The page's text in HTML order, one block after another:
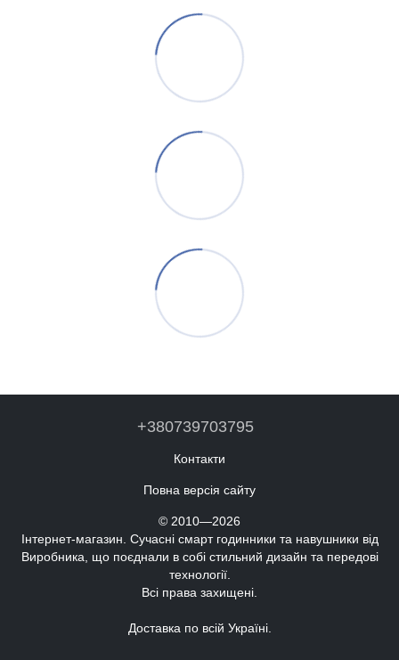
+380739703795
Контакти
Повна версія сайту
© 2010—2026
Інтернет-магазин. Сучасні смарт годинники та навушники від
Виробника, що поєднали в собі стильний дизайн та передові
технології.
Всі права захищені.
Доставка по всій Україні.